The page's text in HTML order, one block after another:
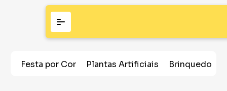
Festa por Cor Plantas Artificiais Brinquedos